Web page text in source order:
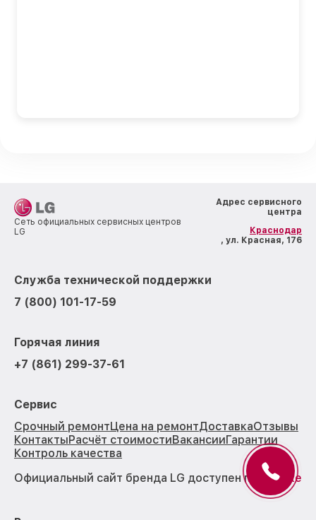
Сеть официальных сервисных центров
LG
Адрес сервисного
центра
Краснодар
, ул. Красная, 176
Служба технической поддержки
7 (800) 101-17-59
Горячая линия
+7 (861) 299-37-61
Сервис
Срочный ремонтЦена на ремонтДоставкаОтзывы
КонтактыРасчёт стоимостиВакансииГарантии
Контроль качества
Официальный сайт бренда LG доступен по
ссылке